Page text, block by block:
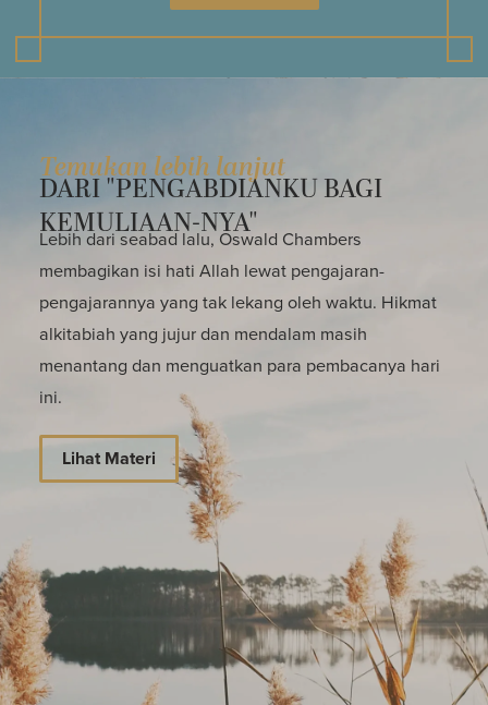
Temukan lebih lanjut
DARI "PENGABDIANKU BAGI
KEMULIAAN-NYA"
Lebih dari seabad lalu, Oswald Chambers
membagikan isi hati Allah lewat pengajaran-
pengajarannya yang tak lekang oleh waktu. Hikmat
alkitabiah yang jujur dan mendalam masih
menantang dan menguatkan para pembacanya hari
ini.
Lihat Materi